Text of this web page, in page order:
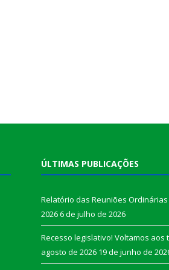
ÚLTIMAS PUBLICAÇÕES
Relatório das Reuniões
20266 de julho de 2026
Recesso legislativo! Voltamos aos
agosto de 2026 19 de junho de